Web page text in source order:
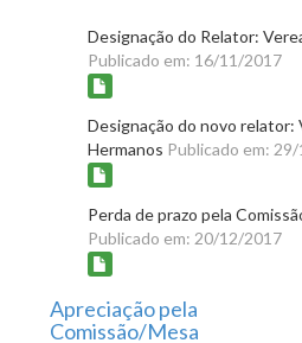
Designação do Relator:
Publicado em: 16/11/2017
Designação do novo relator:
Hermanos Publicado em:
Perda de prazo pela
Publicado em: 20/12/2017
Apreciação pela
Comissão/Mesa